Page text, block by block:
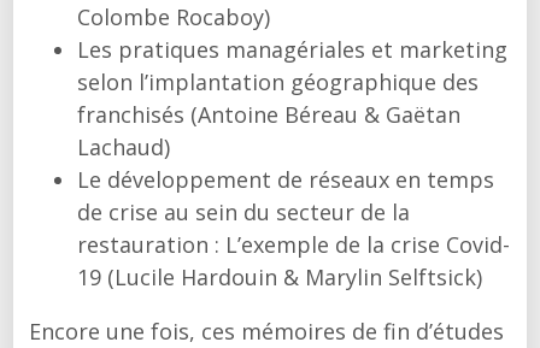
Colombe Rocaboy)
Les pratiques managériales et marketing
selon l’implantation géographique des
franchisés (Antoine Béreau & Gaëtan
Lachaud)
Le développement de réseaux en temps
de crise au sein du secteur de la
restauration : L’exemple de la crise Covid-
19 (Lucile Hardouin & Marylin Selftsick)
Encore une fois, ces mémoires de fin d’études